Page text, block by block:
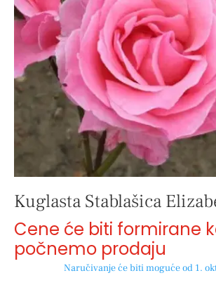
Kuglasta Stablašica
Cene će biti formirane
počnemo prodaju
Naručivanje će biti moguće od 1.